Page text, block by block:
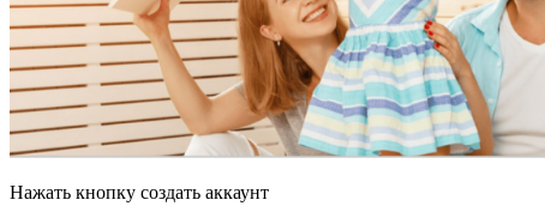
Нажать кнопку создать аккаунт